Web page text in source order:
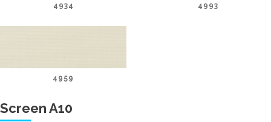
4934 4993
4959
Screen A10